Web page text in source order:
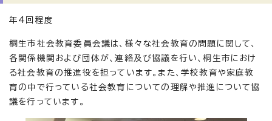
年4回程度
桐生市社会教育委員会議は、様々な社会教育の問題に関して、
各関係機関および団体が、連絡及び協議を行い、桐生市におけ
る社会教育の推進役を担っています。また、学校教育や家庭教
育の中で行っている社会教育についての理解や推進について協
議を行っています。